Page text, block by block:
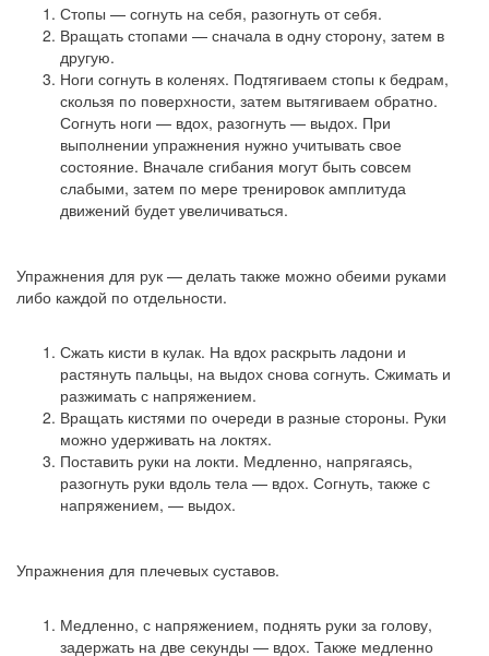
Стопы — согнуть на себя, разогнуть от себя.
Вращать стопами — сначала в одну сторону, затем в
другую.
Ноги согнуть в коленях. Подтягиваем стопы к бедрам,
скользя по поверхности, затем вытягиваем обратно.
Согнуть ноги — вдох, разогнуть — выдох. При
выполнении упражнения нужно учитывать свое
состояние. Вначале сгибания могут быть совсем
слабыми, затем по мере тренировок амплитуда
движений будет увеличиваться.
Упражнения для рук — делать также можно обеими руками
либо каждой по отдельности.
Сжать кисти в кулак. На вдох раскрыть ладони и
растянуть пальцы, на выдох снова согнуть. Сжимать и
разжимать с напряжением.
Вращать кистями по очереди в разные стороны. Руки
можно удерживать на локтях.
Поставить руки на локти. Медленно, напрягаясь,
разогнуть руки вдоль тела — вдох. Согнуть, также с
напряжением, — выдох.
Упражнения для плечевых суставов.
Медленно, с напряжением, поднять руки за голову,
задержать на две секунды — вдох. Также медленно